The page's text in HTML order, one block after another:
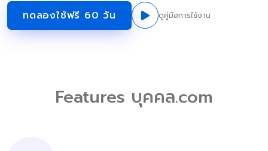
ทดลองใช้ฟรี 60 วัน ดูคู่มือการใช้งาน
Features บุคคล.com